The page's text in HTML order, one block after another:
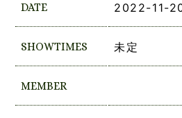
DATE 2022-11-
SHOWTIMES 未定
MEMBER